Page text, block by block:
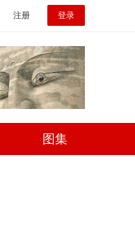
注册 登录
图集